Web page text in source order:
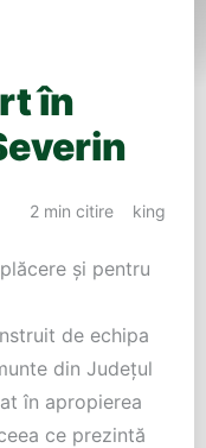
în
2 min citire king
și pentru
de echipa
din Județul
în apropierea
ce prezintă